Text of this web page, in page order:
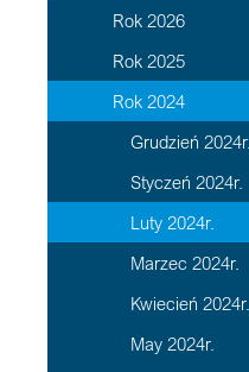
Rok 2026
Rok 2025
Rok 2024
Grudzień 2024r.
Styczeń 2024r.
Luty 2024r.
Marzec 2024r.
Kwiecień 2024r.
May 2024r.